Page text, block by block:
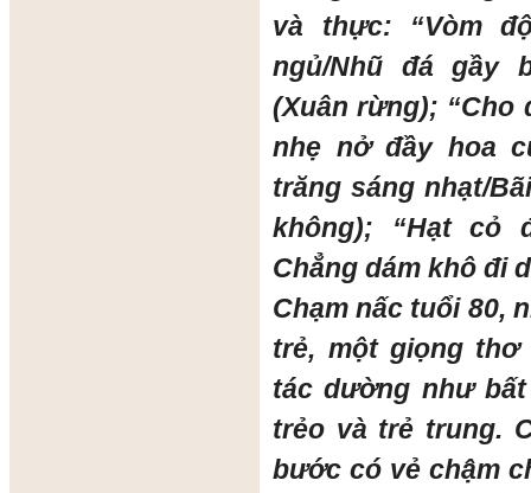
và thực: “Vòm
ngủ/Nhũ đá gầy
(Xuân rừng);
nhẹ nở đầy hoa
trăng sáng nhạt/
không); “Hạt cỏ
Chẳng dám khô đi
Chạm nấc tuổi 80,
trẻ, một giọng thơ
tác dường như
trẻo và trẻ trung.
bước có vẻ chậm